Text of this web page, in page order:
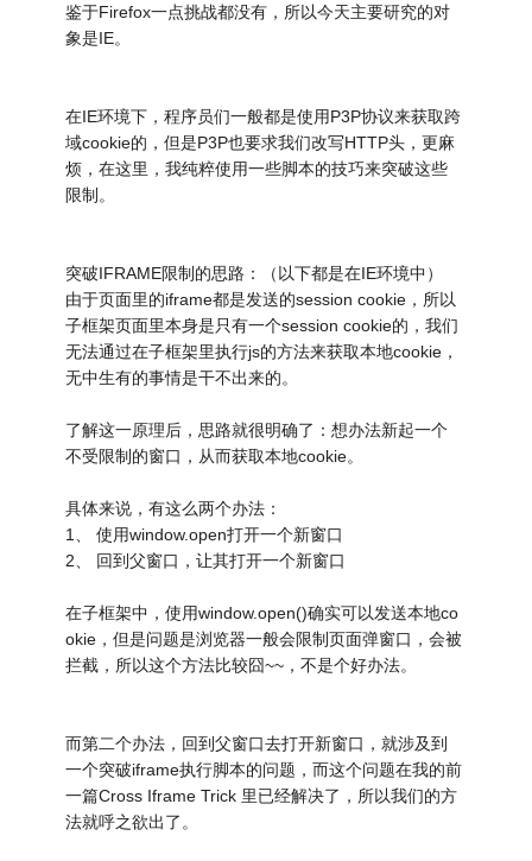
鉴于Firefox一点挑战都没有，所以今天主要研究的对
象是IE。
在IE环境下，程序员们一般都是使用P3P协议来获取跨
域cookie的，但是P3P也要求我们改写HTTP头，更麻
烦，在这里，我纯粹使用一些脚本的技巧来突破这些
限制。
突破IFRAME限制的思路：（以下都是在IE环境中）
由于页面里的iframe都是发送的session cookie，所以
子框架页面里本身是只有一个session cookie的，我们
无法通过在子框架里执行js的方法来获取本地cookie，
无中生有的事情是干不出来的。
了解这一原理后，思路就很明确了：想办法新起一个
不受限制的窗口，从而获取本地cookie。
具体来说，有这么两个办法：
1、 使用window.open打开一个新窗口
2、 回到父窗口，让其打开一个新窗口
在子框架中，使用window.open()确实可以发送本地co
okie，但是问题是浏览器一般会限制页面弹窗口，会被
拦截，所以这个方法比较囧~~，不是个好办法。
而第二个办法，回到父窗口去打开新窗口，就涉及到
一个突破iframe执行脚本的问题，而这个问题在我的前
一篇Cross Iframe Trick 里已经解决了，所以我们的方
法就呼之欲出了。